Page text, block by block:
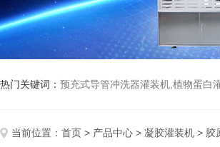
热门关键词： 预充式导管冲洗器灌装机,植物蛋白
当前位置： 首页 > 产品中心 > 凝胶灌装机 > 胶